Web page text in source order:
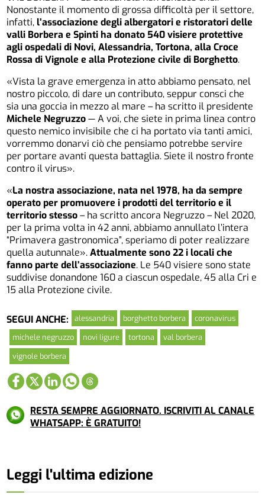
Nonostante il momento di grossa difficoltà per il settore,
infatti,l’associazione degli albergatori e ristoratori delle
valli Borbera e Spinti ha donato 540 visiere protettive
agli ospedali di Novi, Alessandria, Tortona, alla Croce
Rossa di Vignole e alla Protezione civile di Borghetto.
«Vista la grave emergenza in atto abbiamo pensato, nel
nostro piccolo, di dare un contributo, seppur consci che
sia una goccia in mezzo al mare – ha scritto il presidente
Michele Negruzzo— A voi, che siete in prima linea contro
questo nemico invisibile che ci ha portato via tanti amici,
vorremmo donarvi ciò che pensiamo potrebbe servire
per portare avanti questa battaglia. Siete il nostro fronte
contro il virus».
«La nostra associazione, nata nel 1978, ha da sempre
operato per promuovere i prodotti del territorio e il
territorio stesso– ha scritto ancora Negruzzo – Nel 2020,
per la prima volta in 42 anni, abbiamo annullato l’intera
“Primavera gastronomica”, speriamo di poter realizzare
quella autunnale».Attualmente sono 22 i locali che
fanno parte dell’associazione. Le 540 visiere sono state
suddivise donandone 160 a ciascun ospedale, 45 alla Cri e
15 alla Protezione civile.
SEGUI ANCHE: alessandria borghetto borbera
coronavirus
michele negruzzo
novi ligure tortona
val borbera
vignole borbera
RESTA SEMPRE AGGIORNATO. ISCRIVITI AL CANALE
WHATSAPP: È GRATUITO!
Leggi l'ultima edizione